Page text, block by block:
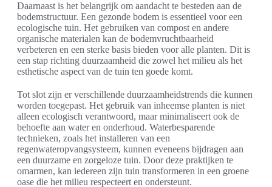
Daarnaast is het belangrijk om aandacht te besteden aan de
bodemstructuur. Een gezonde bodem is essentieel voor een
ecologische tuin. Het gebruiken van compost en andere
organische materialen kan de bodemvruchtbaarheid
verbeteren en een sterke basis bieden voor alle planten. Dit is
een stap richting duurzaamheid die zowel het milieu als het
esthetische aspect van de tuin ten goede komt.
Tot slot zijn er verschillende duurzaamheidstrends die kunnen
worden toegepast. Het gebruik van inheemse planten is niet
alleen ecologisch verantwoord, maar minimaliseert ook de
behoefte aan water en onderhoud. Waterbesparende
technieken, zoals het installeren van een
regenwateropvangsysteem, kunnen eveneens bijdragen aan
een duurzame en zorgeloze tuin. Door deze praktijken te
omarmen, kan iedereen zijn tuin transformeren in een groene
oase die het milieu respecteert en ondersteunt.